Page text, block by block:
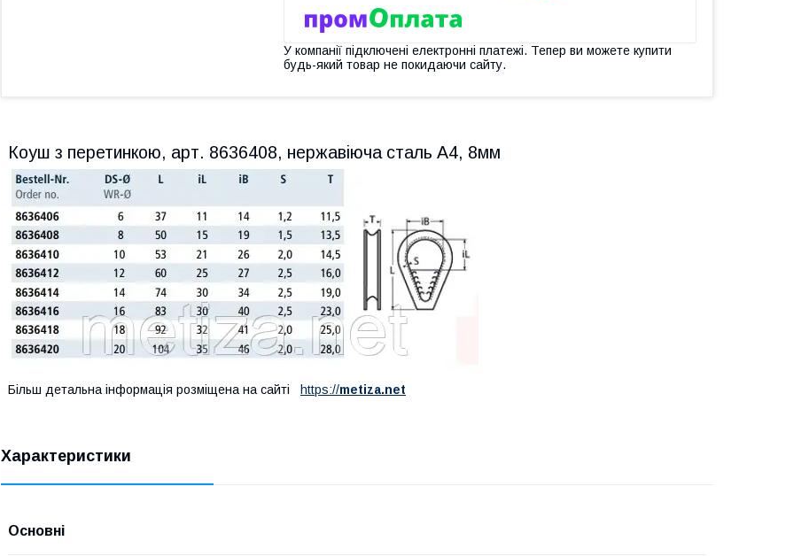
У компанії підключені електронні платежі. Тепер ви можете купити
будь-який товар не покидаючи сайту.
Коуш з перетинкою, арт. 8636408, нержавіюча сталь А4, 8мм
Більш детальна інформація розміщена на сайті https://metiza.net
Характеристики
Основні